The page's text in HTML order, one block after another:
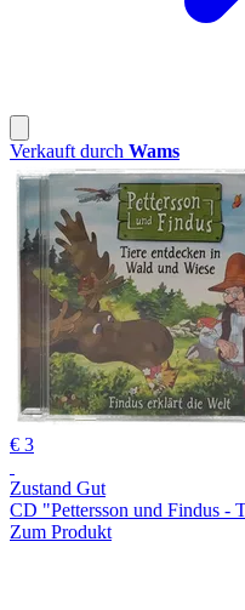
Verkauft durch Wams
€ 3
Zustand Gut
CD "Pettersson und Findus -
Zum Produkt